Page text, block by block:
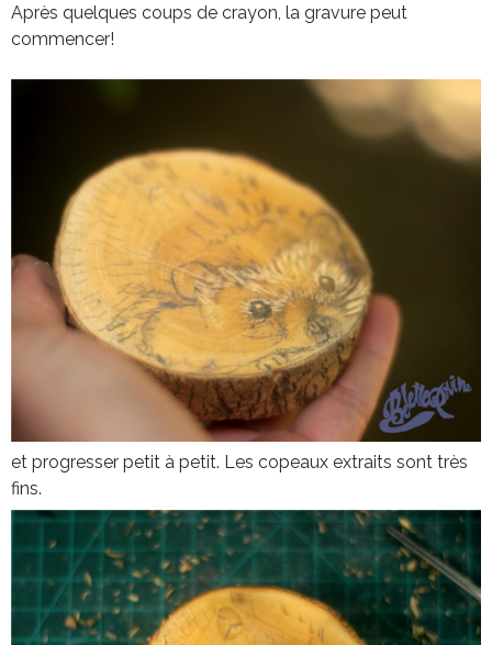
Après quelques coups de crayon, la gravure peut
commencer!
et progresser petit à petit. Les copeaux extraits sont très
fins.